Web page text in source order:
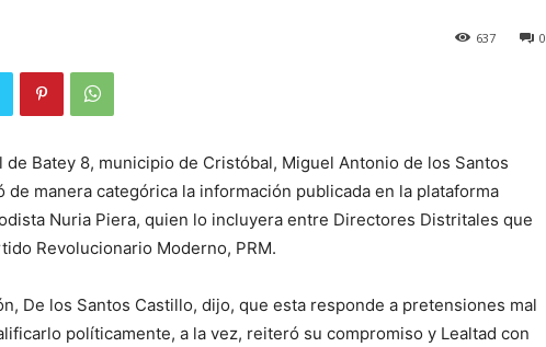
0
637
de Batey 8, municipio de Cristóbal, Miguel Antonio de los Santos
de manera categórica la información publicada en la plataforma
Nuria Piera, quien lo incluyera entre Directores Distritales que
Revolucionario Moderno, PRM.
De los Santos Castillo, dijo, que esta responde a pretensiones mal
políticamente, a la vez, reiteró su compromiso y Lealtad con